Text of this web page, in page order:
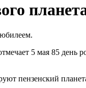
5 мая 85 день
пензенский